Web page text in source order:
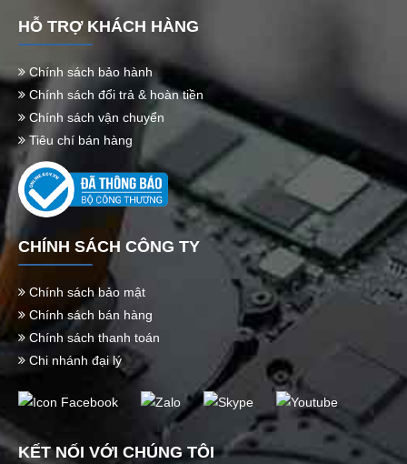
HỖ TRỢ KHÁCH HÀNG
Chính sách bảo hành
Chính sách đổi trả & hoàn tiền
Chính sách vận chuyển
Tiêu chí bán hàng
CHÍNH SÁCH CÔNG TY
Chính sách bảo mật
Chính sách bán hàng
Chính sách thanh toán
Chi nhánh đại lý
KẾT NỐI VỚI CHÚNG TÔI